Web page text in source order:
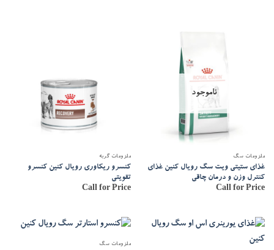
ناموجود
ملزومات سگ
غذای ستیتی ویت سگ رویال کنین غذای
کنترل وزن و درمان چاقی
Call for Price
ملزومات گربه
کنسرو ریکاوری رویال کنین کنسرو
تقویتی
Call for Price
ملزومات سگ